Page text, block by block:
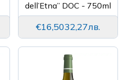
dell’Etna” DOC - 750ml
€16,5032,27лв.